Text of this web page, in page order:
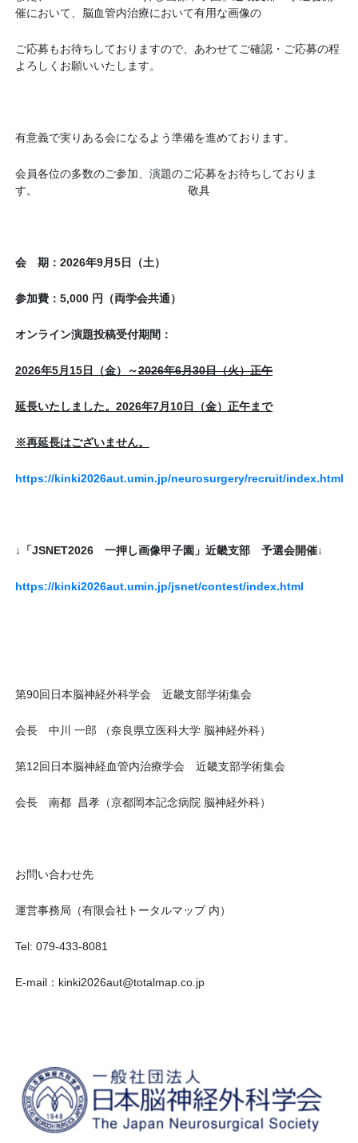
催において、脳血管内治療において有用な画像の
ご応募もお待ちしておりますので、あわせてご確認・ご応募の程
よろしくお願いいたします。
有意義で実りある会になるよう準備を進めております。
会員各位の多数のご参加、演題のご応募をお待ちしておりま
す。
敬具
会 期： 2026年9月 5日（土）
参加費： 5,000 円（両学会共通）
オンライン演題投稿受付期間：
2026年5月 15日（金）～2026年6月30日（火）正午
延長いたしました。 2026年7月 10日（金）正午まで
※再延長はございません。
https://kinki2026aut.umin.jp/neurosurgery/recruit/index.html
↓「JSNET2026 一押し画像甲子園」近畿支部 予選会開催↓
https://kinki2026aut.umin.jp/jsnet/contest/index.html
第90回日本脳神経外科学会 近畿支部学術集会
会長 中川 一郎 （奈良県立医科大学 脳神経外科）
第12回日本脳神経血管内治療学会 近畿支部学術集会
会長 南都 昌孝（京都岡本記念病院 脳神経外科）
お問い合わせ先
運営事務局（有限会社トータルマップ 内）
Tel: 079-433-8081
E-mail： kinki2026aut@totalmap.co.jp